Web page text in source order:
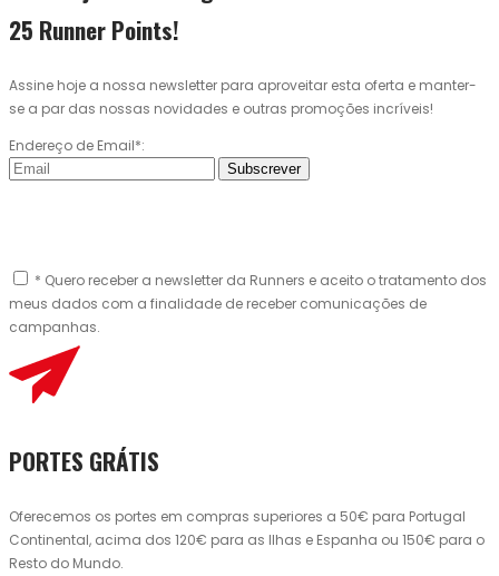
25 Runner Points!
Assine hoje a nossa newsletter para aproveitar esta oferta e manter-
se a par das nossas novidades e outras promoções incríveis!
Endereço de Email*:
Subscrever
* Quero receber a newsletter da Runners e aceito o tratamento dos
meus dados com a finalidade de receber comunicações de
campanhas.
PORTES GRÁTIS
Oferecemos os portes em compras superiores a 50€ para Portugal
Continental, acima dos 120€ para as Ilhas e Espanha ou 150€ para o
Resto do Mundo.